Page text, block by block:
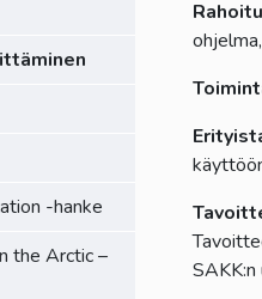
-hanke
the Arctic –